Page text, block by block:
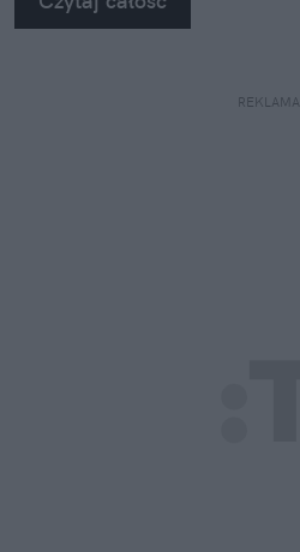
sobie z takimi uszkodzeniami.
REKLAMA